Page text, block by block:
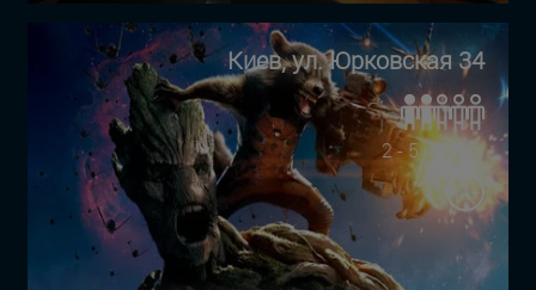
Киев, ул. Юрковская 34
2 - 5 игрока
14+